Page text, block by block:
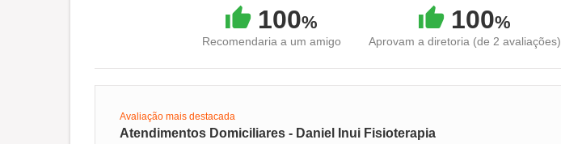
100%
Recomendaria a um amigo
100%
Aprovam a diretoria (de 2 avaliações)
Avaliação mais destacada
Atendimentos Domiciliares - Daniel Inui Fisioterapia